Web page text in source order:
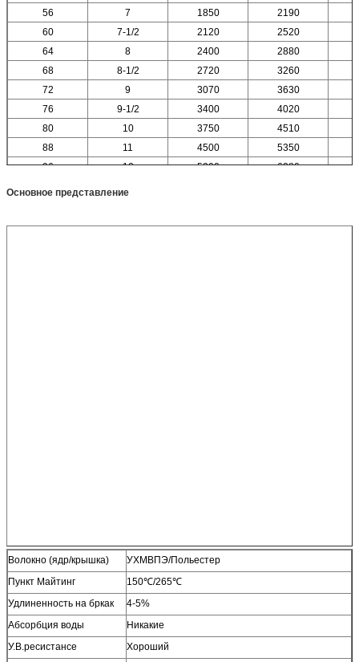
56
7 1850 2190
60
7-1/2 2120 2520
64
8 2400 2880
68
8-1/2 2720 3260
72
9 3070 3630
76
9-1/2 3400 4020
80
10 3750 4510
88
11 4500 5350
96
12 5300 6280
Основное представление
Волокно (ядр/крышка)
УХМВПЭ/Польестер
Пункт Майтинг
150℃/265℃
Удлиненность на бркак
4-5%
Абсорбция воды
Никакие
У.В.ресистансе
Хороший